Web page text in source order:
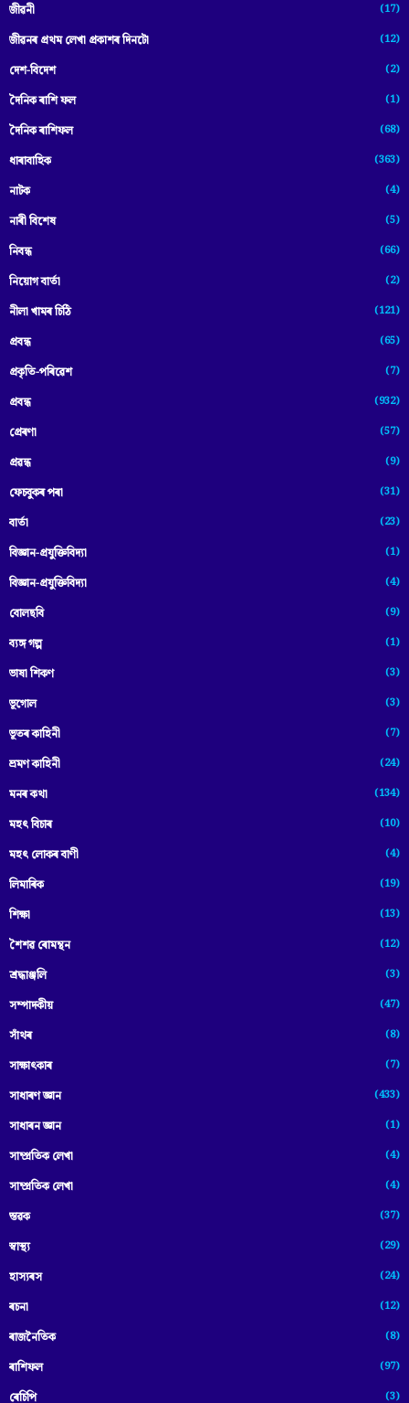
জীৱনী (17)
জীৱনৰ প্ৰথম লেখা প্ৰকাশৰ দিনটো (12)
দেশ-বিদেশ (2)
দৈনিক ৰাশি ফল (1)
দৈনিক ৰাশিফল (68)
ধাৰাবাহিক (363)
নাটক (4)
নাৰী বিশেষ (5)
নিবন্ধ (66)
নিয়োগ বাৰ্তা (2)
নীলা খামৰ চিঠি (121)
প্রবন্ধ (65)
প্ৰকৃতি-পৰিৱেশ (7)
প্ৰবন্ধ (932)
প্ৰেৰণা (57)
প্ৰৱন্ধ (9)
ফেচবুকৰ পৰা (31)
বাৰ্তা (23)
বিজ্ঞান-প্রযুক্তিবিদ্যা (1)
বিজ্ঞান-প্ৰযুক্তিবিদ্যা (4)
বোলছবি (9)
ব্যঙ্গ গল্প (1)
ভাষা শিকণ (3)
ভূগোল (3)
ভূতৰ কাহিনী (7)
ভ্ৰমণ কাহিনী (24)
মনৰ কথা (134)
মহৎ বিচাৰ (10)
মহৎ লোকৰ বাণী (4)
লিমাৰিক (19)
শিক্ষা (13)
শৈশৱ ৰোমন্থন (12)
শ্ৰদ্ধাঞ্জলি (3)
সম্পাদকীয় (47)
সাঁথৰ (8)
সাক্ষাৎকাৰ (7)
সাধাৰণ জ্ঞান (433)
সাধাৰন জ্ঞান (1)
সাম্প্রতিক লেখা (4)
সাম্প্ৰতিক লেখা (4)
স্তৱক (37)
স্বাস্থ্য (29)
হাস্যৰস (24)
ৰচনা (12)
ৰাজনৈতিক (8)
ৰাশিফল (97)
ৰেচিপি (3)